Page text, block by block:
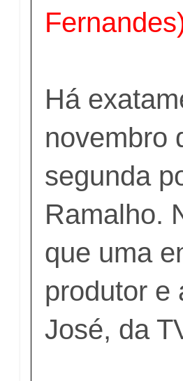
Há
novembro
segunda
Ramalho.
que uma
produtor e
José, da